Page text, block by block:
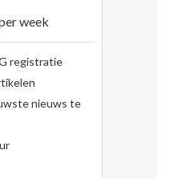
week
registratie
nieuws te